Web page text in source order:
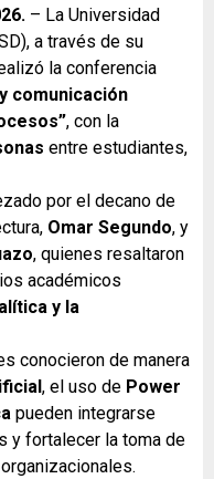
– La Universidad
a través de su
la conferencia
comunicación
, con la
entre estudiantes,
por el decano de
Omar Segundo, y
, quienes resaltaron
académicos
y la
conocieron de manera
, el uso de Power
pueden integrarse
y fortalecer la toma de